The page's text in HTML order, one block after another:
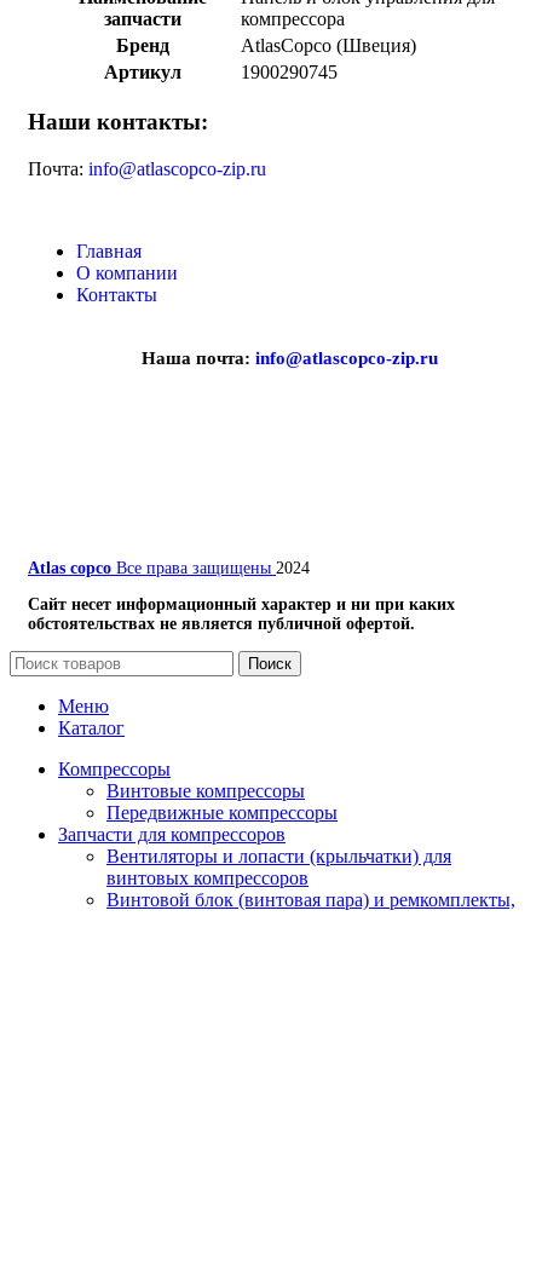
запчасти
компрессора
Бренд
AtlasCopco (Швеция)
Артикул
1900290745
Наши контакты:
Почта: info@atlascopco-zip.ru
Главная
О компании
Контакты
Наша почта: info@atlascopco-zip.ru
Atlas copco Все права защищены 2024
Сайт несет информационный характер и ни при каких
обстоятельствах не является публичной офертой.
Поиск
Меню
Каталог
Компрессоры
Винтовые компрессоры
Передвижные компрессоры
Запчасти для компрессоров
Вентиляторы и лопасти (крыльчатки) для
винтовых компрессоров
Винтовой блок (винтовая пара) и ремкомплекты,